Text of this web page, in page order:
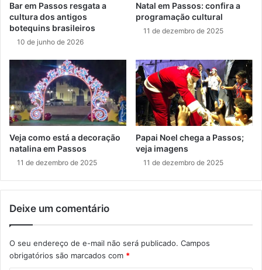
Bar em Passos resgata a
cultura dos antigos
botequins brasileiros
10 de junho de 2026
Natal em Passos: confira a
programação cultural
11 de dezembro de 2025
Veja como está a decoração
natalina em Passos
11 de dezembro de 2025
Papai Noel chega a Passos;
veja imagens
11 de dezembro de 2025
Deixe um comentário
O seu endereço de e-mail não será publicado. Campos
obrigatórios são marcados com *